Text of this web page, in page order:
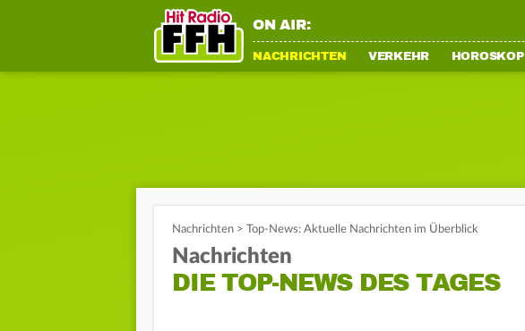
ON AIR:
NACHRICHTEN VERKEHR HOROSKOP
Nachrichten > Top-News: Aktuelle Nachrichten im Überblick
Nachrichten
DIE TOP-NEWS DES TAGES